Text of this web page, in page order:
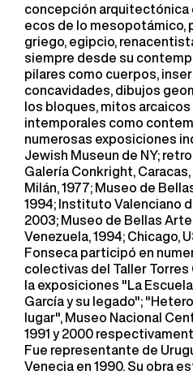
concepción arquitectónica
ecos de lo mesopotámico,
griego, egipcio,
siempre desde su
pilares como cuerpos,
concavidades, dibujos
los bloques, mitos
intemporales como
numerosas exposiciones
Jewish Museun de NY;
Galería Conkright, Caracas,
Milán, 1977; Museo de
1994; Instituto Valenciano
2003; Museo de Bellas
Venezuela, 1994; Chicago,
Fonseca participó en
colectivas del Taller Torres
la exposiciones "La
García y su legado";
lugar", Museo Nacional
1991 y 2000
Fue representante de
Venecia en 1990. Su obra